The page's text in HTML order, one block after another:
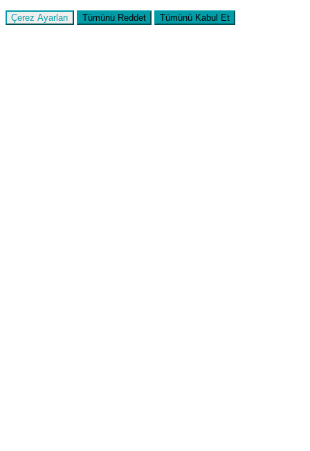
Çerez Ayarları Tümünü Reddet Tümünü Kabul Et